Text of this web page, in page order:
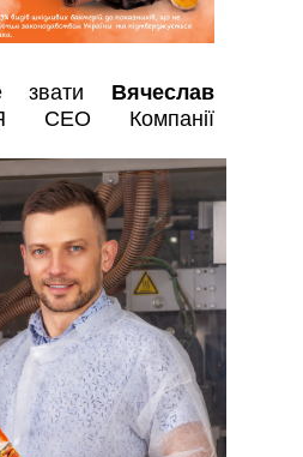
звати Вячеслав
Компанії